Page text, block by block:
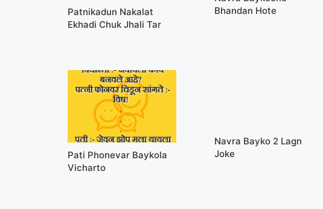
Patnikadun Nakalat
Ekhadi Chuk Jhali Tar
Bhandan Hote
Pati Phonevar Baykola
Vicharto
Navra Bayko 2 Lagn
Joke